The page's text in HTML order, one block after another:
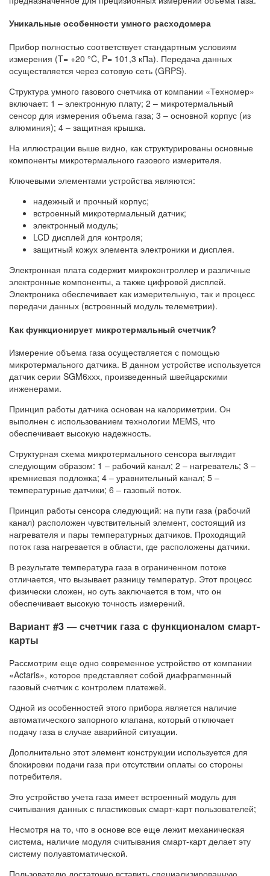
Уникальные особенности умного расходомера
Прибор полностью соответствует стандартным условиям
измерения (T= +20 °C, P= 101,3 кПа). Передача данных
осуществляется через сотовую сеть (GRPS).
Структура умного газового счетчика от компании «Техномер»
включает: 1 – электронную плату; 2 – микротермальный
сенсор для измерения объема газа; 3 – основной корпус (из
алюминия); 4 – защитная крышка.
На иллюстрации выше видно, как структурированы основные
компоненты микротермального газового измерителя.
Ключевыми элементами устройства являются:
надежный и прочный корпус;
встроенный микротермальный датчик;
электронный модуль;
LCD дисплей для контроля;
защитный кожух элемента электроники и дисплея.
Электронная плата содержит микроконтроллер и различные
электронные компоненты, а также цифровой дисплей.
Электроника обеспечивает как измерительную, так и процесс
передачи данных (встроенный модуль телеметрии).
Как функционирует микротермальный счетчик?
Измерение объема газа осуществляется с помощью
микротермального датчика. В данном устройстве используется
датчик серии SGM6ххх, произведенный швейцарскими
инженерами.
Принцип работы датчика основан на калориметрии. Он
выполнен с использованием технологии MEMS, что
обеспечивает высокую надежность.
Структурная схема микротермального сенсора выглядит
следующим образом: 1 – рабочий канал; 2 – нагреватель; 3 –
кремниевая подложка; 4 – уравнительный канал; 5 –
температурные датчики; 6 – газовый поток.
Принцип работы сенсора следующий: на пути газа (рабочий
канал) расположен чувствительный элемент, состоящий из
нагревателя и пары температурных датчиков. Проходящий
поток газа нагревается в области, где расположены датчики.
В результате температура газа в ограниченном потоке
отличается, что вызывает разницу температур. Этот процесс
физически сложен, но суть заключается в том, что он
обеспечивает высокую точность измерений.
Вариант #3 — счетчик газа с функционалом смарт-
карты
Рассмотрим еще одно современное устройство от компании
«Actaris», которое представляет собой диафрагменный
газовый счетчик с контролем платежей.
Одной из особенностей этого прибора является наличие
автоматического запорного клапана, который отключает
подачу газа в случае аварийной ситуации.
Дополнительно этот элемент конструкции используется для
блокировки подачи газа при отсутствии оплаты со стороны
потребителя.
Это устройство учета газа имеет встроенный модуль для
считывания данных с пластиковых смарт-карт пользователей;
Несмотря на то, что в основе все еще лежит механическая
система, наличие модуля считывания смарт-карт делает эту
систему полуавтоматической.
Пользователю достаточно вставить специализированную